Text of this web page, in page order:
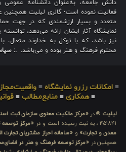
دانش جامعه، به‌عنوان دانشنامه عمومی
فعالیت نموده است؛ گالری لیلیت همچنین
متعدد و بسیار ارزشمندی که در جهت
نمایشگاه آثار ایشان ارائه می‌دهد،
نیز باشد، که با توکل به خداوند متعال،
محترم فرهنگ و هنر بوده و می‌باشد. .:
≡ امکانات رزرو نمایشگاه ≡
≡همکاری ≡منابع‌مطالب ≡
لیلیت ® در «مرکز مالکیت معنوی سازمان ثبت
۴۵۱۸۴۱ ، به ثبت رسیده است و در
«مرکز توسعه
معدن و تجارت» و «سامانه احراز مشتریان تجارت
همچنین در «مرکز توسعه فرهنگ و هنر در